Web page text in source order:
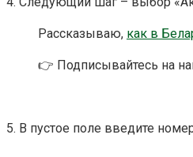
Рассказываю, как в
👉 Подписывайтесь на
5. В пустое поле введите